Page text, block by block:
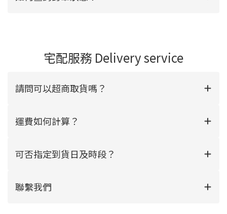
宅配服務 Delivery service
請問可以超商取貨嗎？
運費如何計算？
可否指定到貨日及時段？
聯繫我們